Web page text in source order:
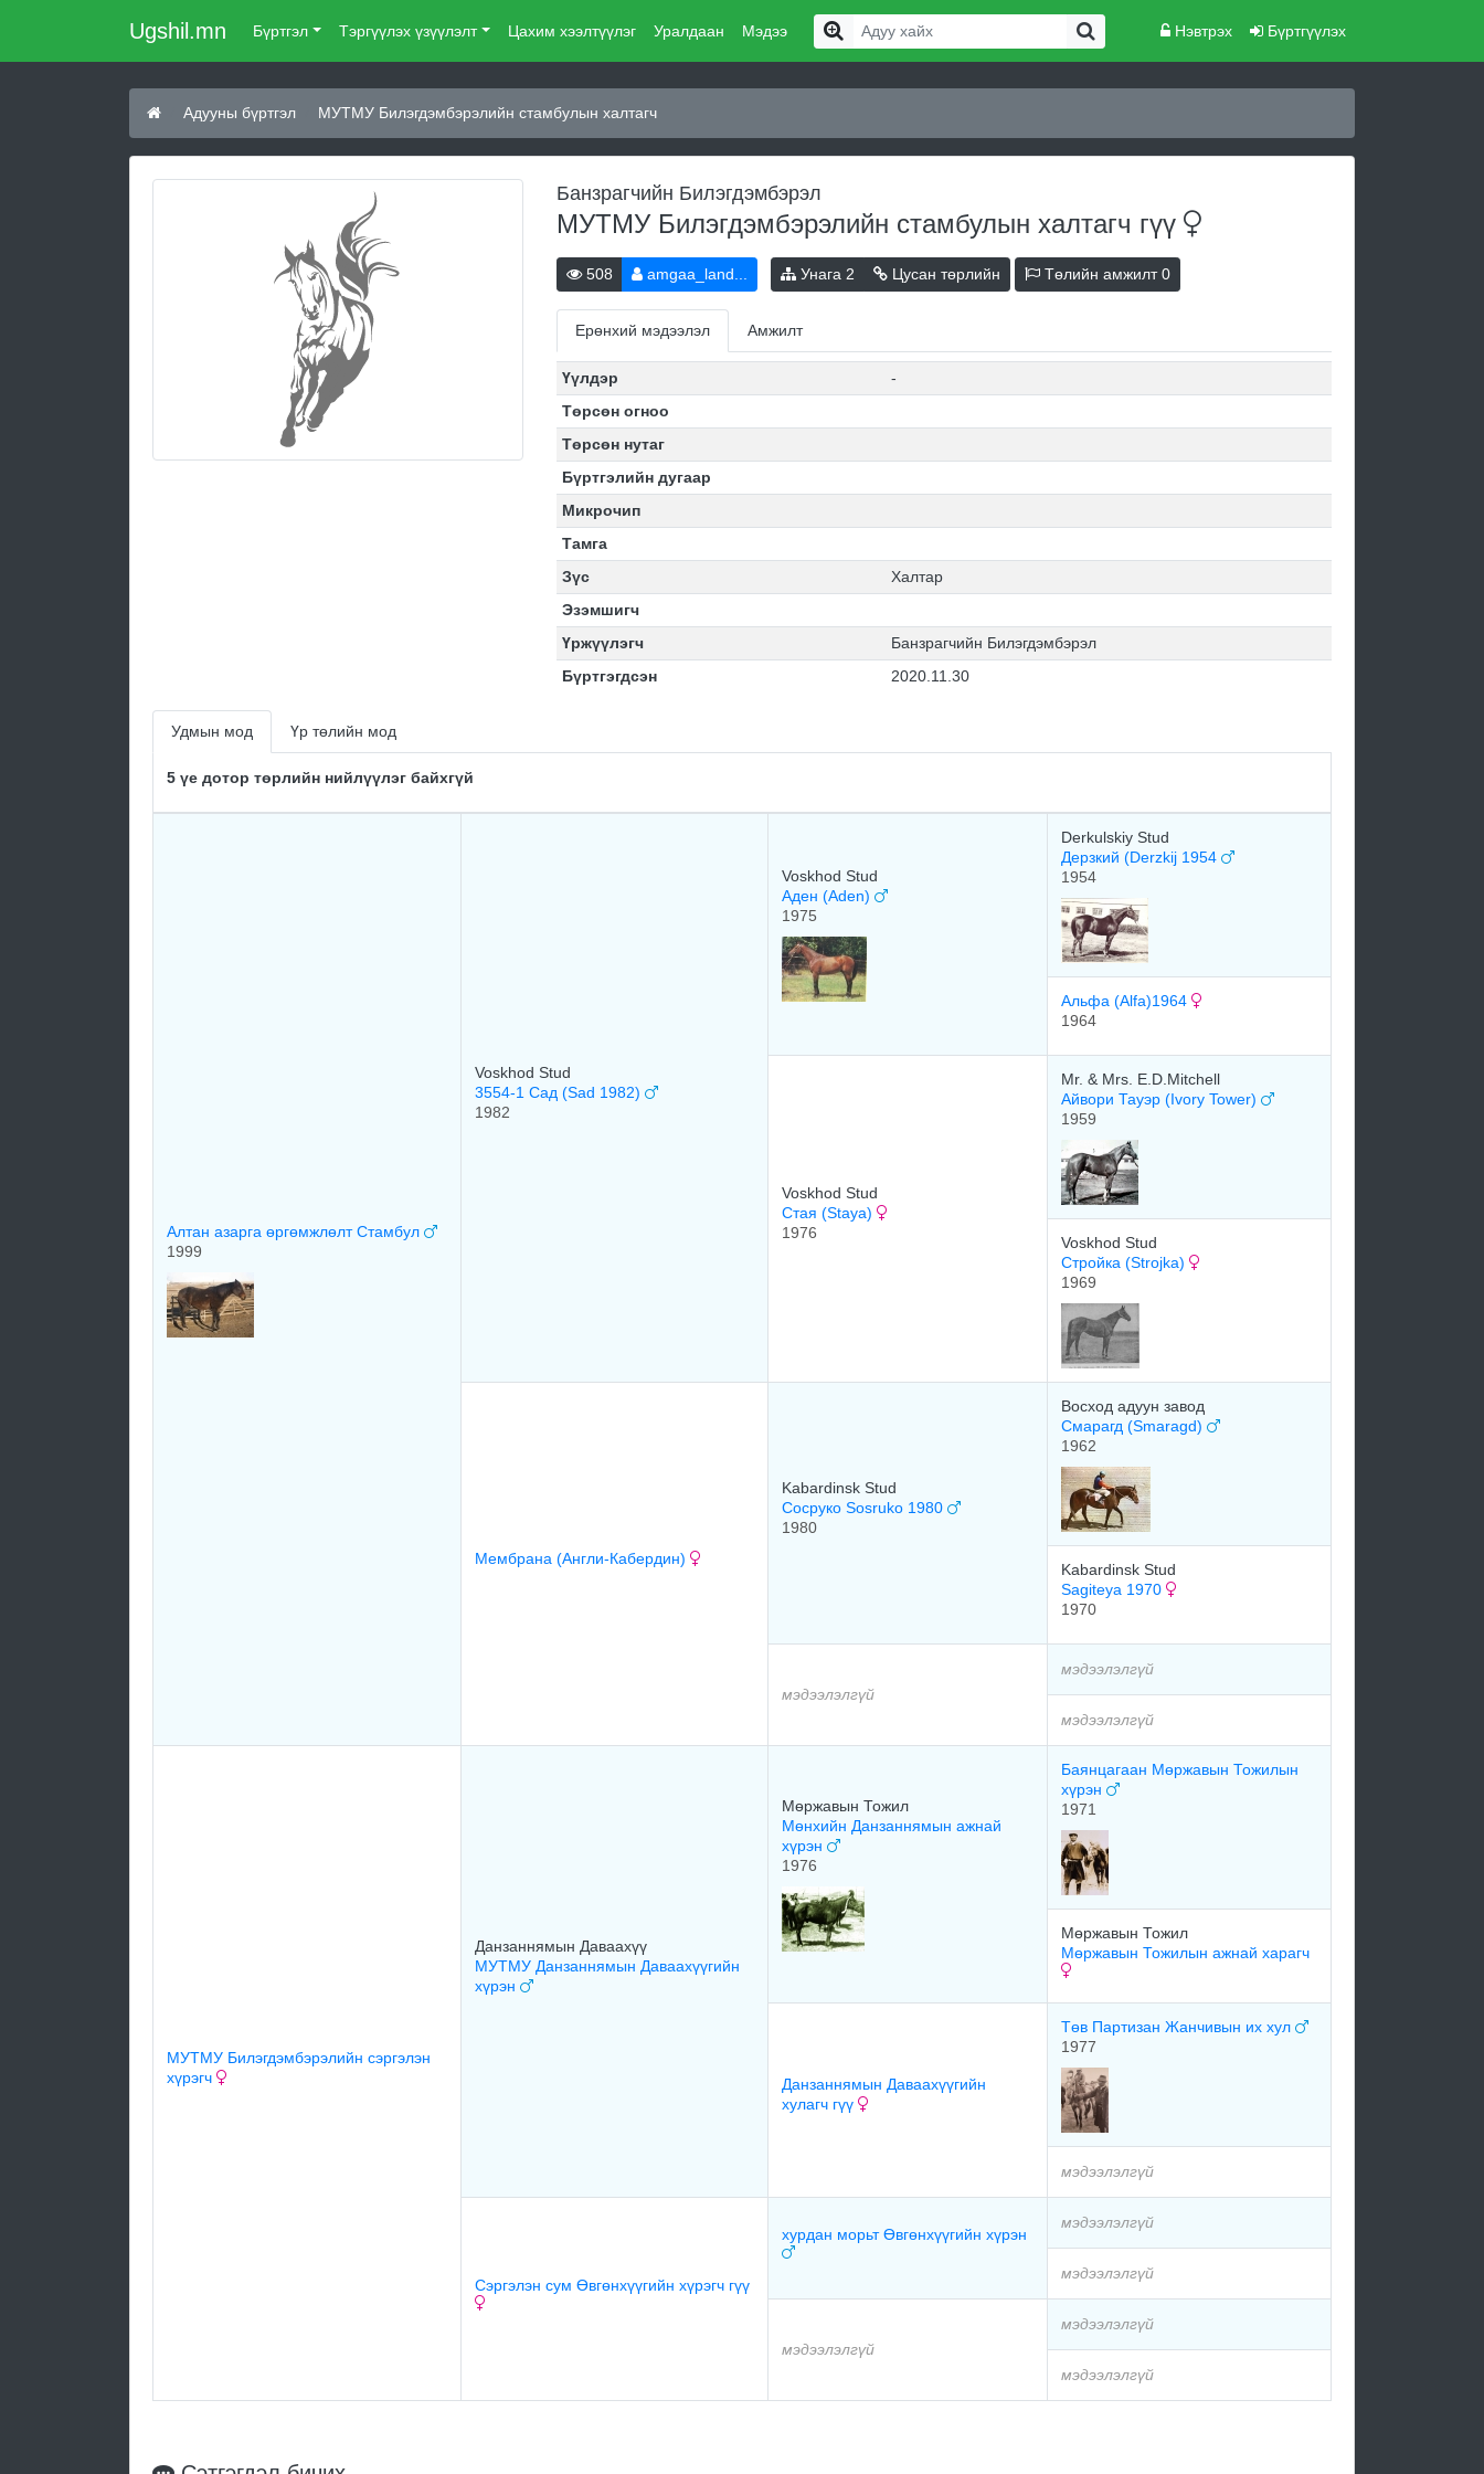
Ugshil.mn Бүртгэл Тэргүүлэх үзүүлэлт Цахим хээлтүүлэг Уралдаан Мэдээ Нэвтрэх Бүртгүүлэх
Адууны бүртгэл МУТМУ Билэгдэмбэрэлийн стамбулын халтагч
Банзрагчийн Билэгдэмбэрэл
МУТМУ Билэгдэмбэрэлийн стамбулын халтагч гүү
508 amgaa_land... Унага 2 Цусан төрлийн Төлийн амжилт0
Ерөнхий мэдээлэл Амжилт
Үүлдэр
-
Төрсөн огноо
Төрсөн нутаг
Бүртгэлийн дугаар
Микрочип
Тамга
Зүс
Халтар
Эзэмшигч
Үржүүлэгч
Банзрагчийн Билэгдэмбэрэл
Бүртгэгдсэн
2020.11.30
Удмын мод Үр төлийн мод
5 үе дотор төрлийн нийлүүлэг байхгүй
Алтан азарга өргөмжлөлт Стамбул
1999
Voskhod Stud
3554-1 Сад (Sad 1982)
1982
Voskhod Stud
Аден (Aden)
1975
Derkulskiy Stud
Дерзкий (Derzkij 1954
1954
Альфа (Alfa)1964
1964
Voskhod Stud
Стая (Staya)
1976
Mr. & Mrs. E.D.Mitchell
Айвори Тауэр (Ivory Tower)
1959
Voskhod Stud
Стройка (Strojka)
1969
Мембрана (Англи-Кабердин)
Kabardinsk Stud
Сосруко Sosruko 1980
1980
Восход адуун завод
Смарагд (Smaragd)
1962
Kabardinsk Stud
Sagiteya 1970
1970
мэдээлэлгүй
мэдээлэлгүй
мэдээлэлгүй
МУТМУ Билэгдэмбэрэлийн сэргэлэн
хүрэгч
Данзаннямын Даваахүү
МУТМУ Данзаннямын Даваахүүгийн
хүрэн
Мөржавын Тожил
Мөнхийн Данзаннямын ажнай
хүрэн
1976
Баянцагаан Мөржавын Тожилын
хүрэн
1971
Мөржавын Тожил
Мөржавын Тожилын ажнай харагч
Данзаннямын Даваахүүгийн
хулагч гүү
Төв Партизан Жанчивын их хул
1977
мэдээлэлгүй
Сэргэлэн сум Өвгөнхүүгийн хүрэгч гүү
хурдан морьт Өвгөнхүүгийн хүрэн
мэдээлэлгүй
мэдээлэлгүй
мэдээлэлгүй
мэдээлэлгүй
мэдээлэлгүй